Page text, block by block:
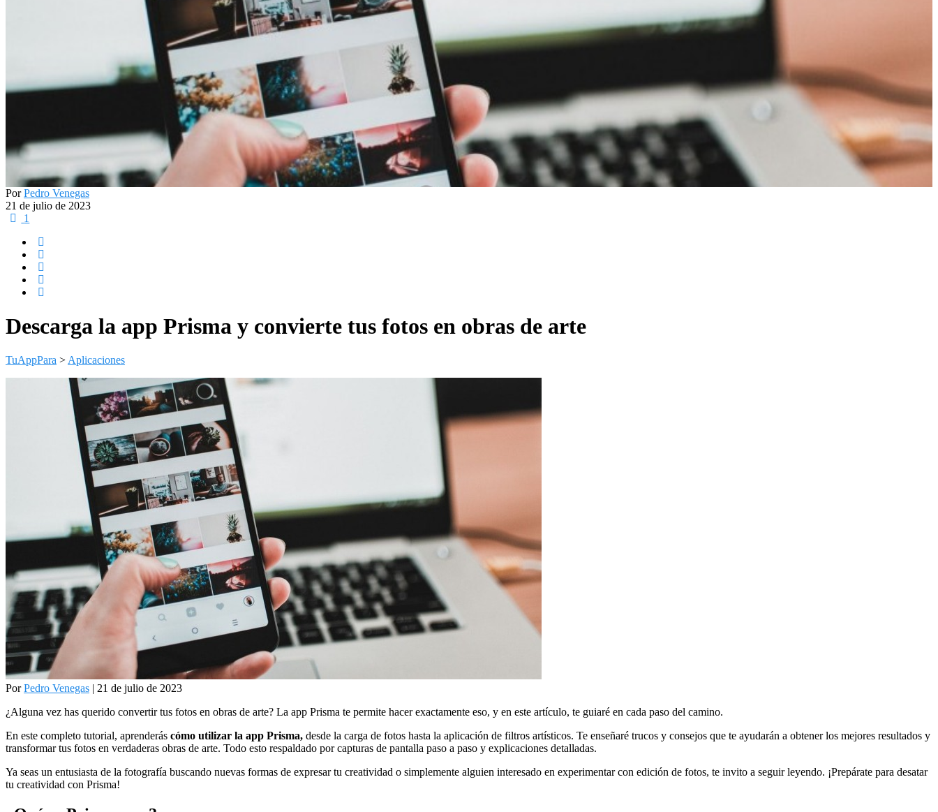
PorPedro Venegas
21 de julio de 2023
1
Descarga la app Prisma y convierte tus fotos en obras de arte
TuAppPara > Aplicaciones
PorPedro Venegas | 21 de julio de 2023
¿Alguna vez has querido convertir tus fotos en obras de arte? La app Prisma te permite hacer exactamente eso, y en este artículo, te guiaré en cada paso del camino.
En este completo tutorial, aprenderás cómo utilizar la app Prisma, desde la carga de fotos hasta la aplicación de filtros artísticos. Te enseñaré trucos y consejos que te ayudarán a obtener los mejores resultados y
transformar tus fotos en verdaderas obras de arte. Todo esto respaldado por capturas de pantalla paso a paso y explicaciones detalladas.
Ya seas un entusiasta de la fotografía buscando nuevas formas de expresar tu creatividad o simplemente alguien interesado en experimentar con edición de fotos, te invito a seguir leyendo. ¡Prepárate para desatar
tu creatividad con Prisma!